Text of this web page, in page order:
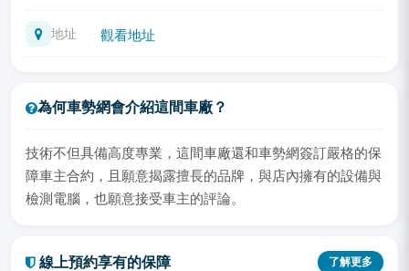
地址 觀看地址
為何車勢網會介紹這間車廠？
技術不但具備高度專業，這間車廠還和車勢網簽訂嚴格的保
障車主合約，且願意揭露擅長的品牌，與店內擁有的設備與
檢測電腦，也願意接受車主的評論。
線上預約享有的保障 了解更多